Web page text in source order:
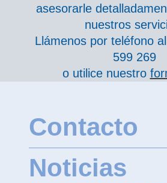
asesorarle
nuestros
Llámenos por teléfono
599 269
o utilice nuestro
Contacto
Noticias